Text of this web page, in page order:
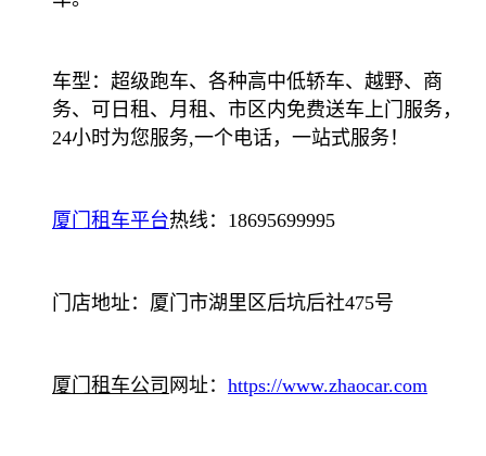
车型：超级跑车、各种高中低轿车、越野、商
务、可日租、月租、市区内免费送车上门服务，
24小时为您服务,一个电话，一站式服务！
厦门租车平台热线：18695699995
门店地址：厦门市湖里区后坑后社475号
厦门租车公司 网址： https://www.zhaocar.com